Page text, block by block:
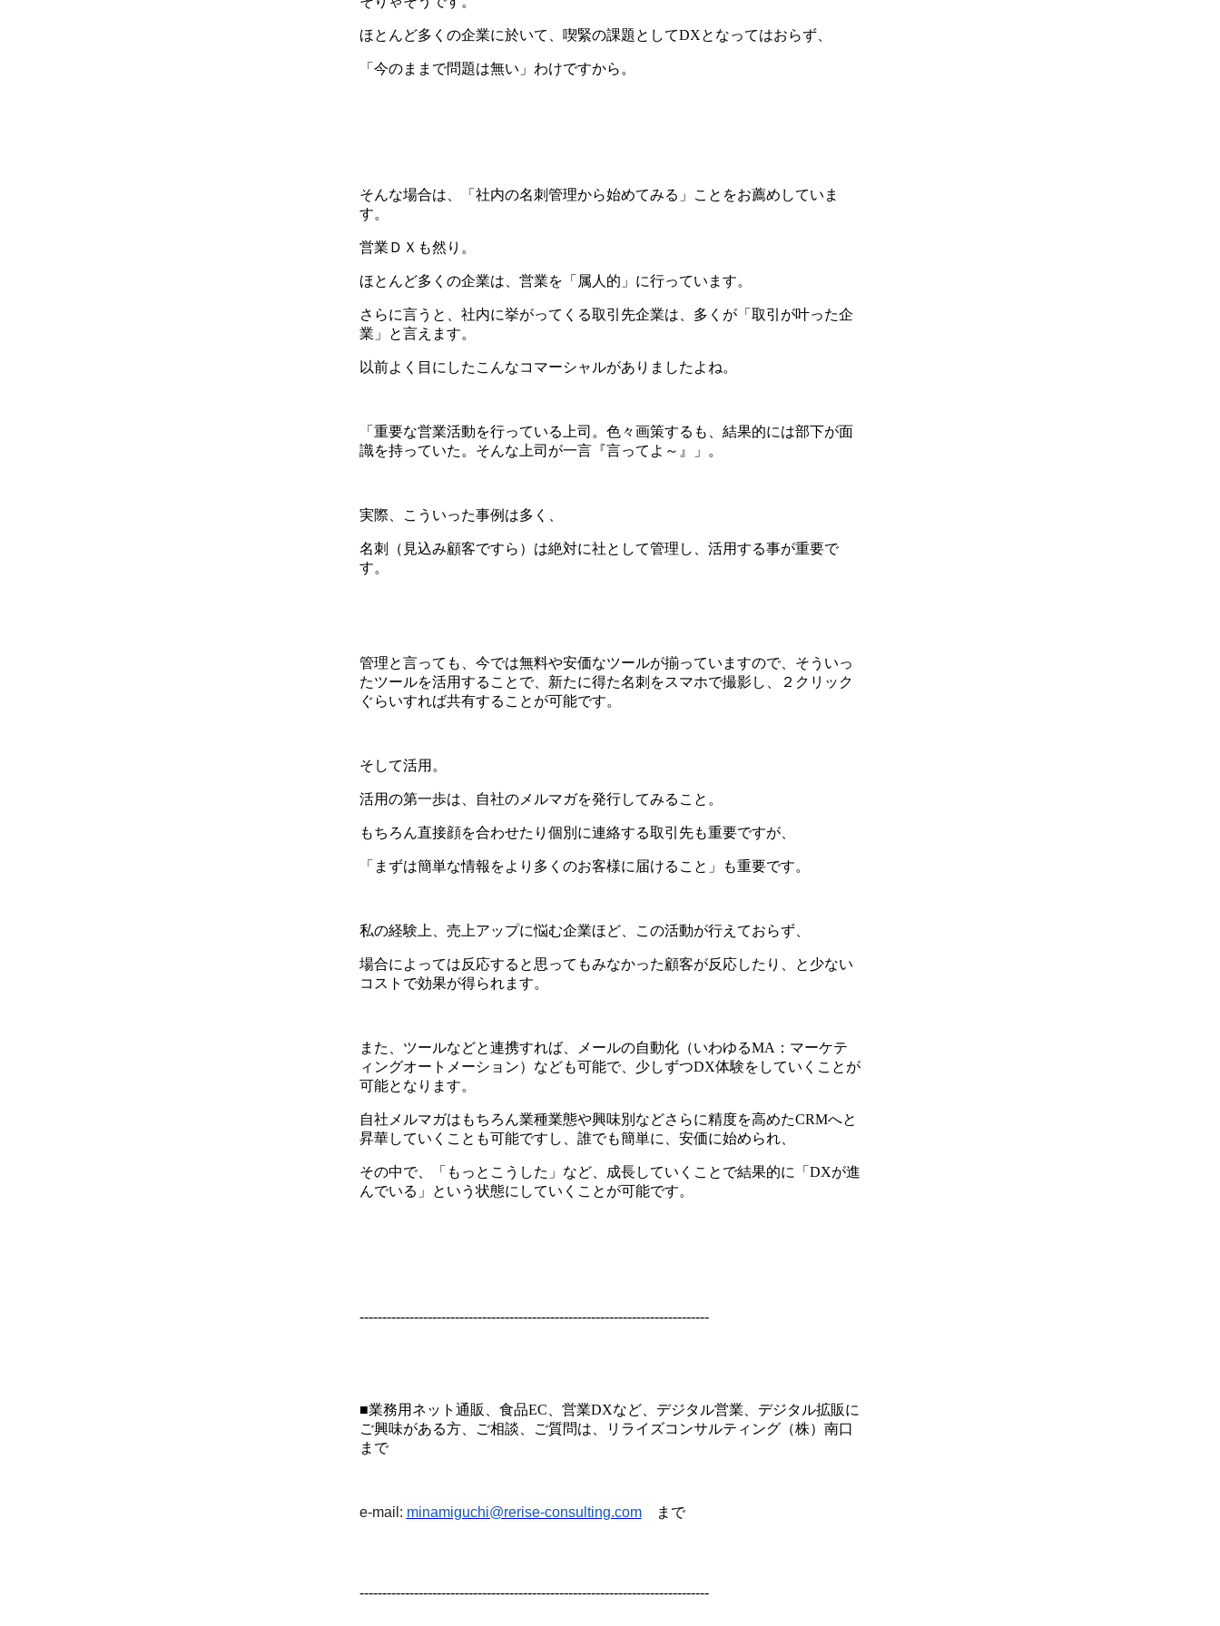
ほとんど多くの企業に於いて、喫緊の課題としてDXとなってはおらず、
「今のままで問題は無い」わけですから。
そんな場合は、「社内の名刺管理から始めてみる」ことをお薦めしていま
す。
営業ＤＸも然り。
ほとんど多くの企業は、営業を「属人的」に行っています。
さらに言うと、社内に挙がってくる取引先企業は、多くが「取引が叶った企
業」と言えます。
以前よく目にしたこんなコマーシャルがありましたよね。
「重要な営業活動を行っている上司。色々画策するも、結果的には部下が面
識を持っていた。そんな上司が一言『言ってよ～』」。
実際、こういった事例は多く、
名刺（見込み顧客ですら）は絶対に社として管理し、活用する事が重要で
す。
管理と言っても、今では無料や安価なツールが揃っていますので、そういっ
たツールを活用することで、新たに得た名刺をスマホで撮影し、
２ クリック
ぐらいすれば共有することが可能です。
そして活用。
活用の第一歩は、自社のメルマガを発行してみること。
もちろん直接顔を合わせたり個別に連絡する取引先も重要ですが、
「まずは簡単な情報をより多くのお客様に届けること」も重要です。
私の経験上、売上アップに悩む企業ほど、この活動が行えておらず、
場合によっては反応すると思ってもみなかった顧客が反応したり、と少ない
コストで効果が得られます。
また、ツールなどと連携すれば、メールの自動化（いわゆるMA ：マーケテ
ィングオートメーション）なども可能で、少しずつDX体験をしていくことが
可能となります。
自社メルマガはもちろん業種業態や興味別などさらに精度を高めたCRMへと
昇華していくことも可能ですし、誰でも簡単に、安価に始められ、
その中で、「もっとこうした」など、成長していくことで結果的に「 DXが進
んでいる」という状態にしていくことが可能です。
-----------------------------------------------------------------------------
■業務用ネット通販、食品EC 、営業DXなど、デジタル営業、デジタル拡販に
ご興味がある方、ご相談、ご質問は、リライズコンサルティング（株）南口
まで
e-mail: minamiguchi@rerise-consulting.comまで
-----------------------------------------------------------------------------